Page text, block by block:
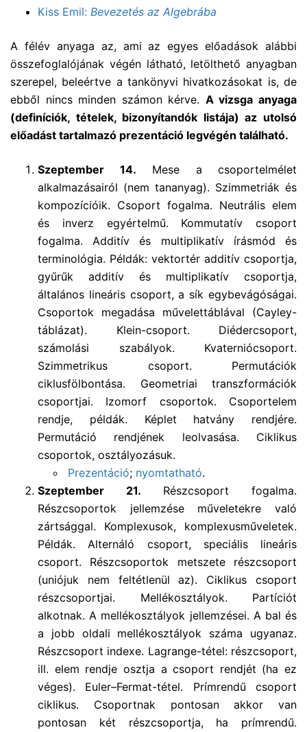
Kiss Emil: Bevezetés az Algebrába
A félév anyaga az, ami az egyes előadások alábbi
összefoglalójának végén látható, letölthető anyagban
szerepel, beleértve a tankönyvi hivatkozásokat is, de
ebből nincs minden számon kérve. A vizsga anyaga
(definíciók, tételek, bizonyítandók listája) az utolsó
előadást tartalmazó prezentáció legvégén található.
Szeptember 14. Mese a csoportelmélet
alkalmazásairól (nem tananyag). Szimmetriák és
kompozícióik. Csoport fogalma. Neutrális elem
és inverz egyértelmű. Kommutatív csoport
fogalma. Additív és multiplikatív írásmód és
terminológia. Példák: vektortér additív csoportja,
gyűrűk additív és multiplikatív csoportja,
általános lineáris csoport, a sík egybevágóságai.
Csoportok megadása művelettáblával (Cayley-
táblázat). Klein-csoport. Diédercsoport,
számolási szabályok. Kvaterniócsoport.
Szimmetrikus csoport. Permutációk
ciklusfölbontása. Geometriai transzformációk
csoportjai. Izomorf csoportok. Csoportelem
rendje, példák. Képlet hatvány rendjére.
Permutáció rendjének leolvasása. Ciklikus
csoportok, osztályozásuk.
Prezentáció; nyomtatható.
Szeptember 21. Részcsoport fogalma.
Részcsoportok jellemzése műveletekre való
zártsággal. Komplexusok, komplexusműveletek.
Példák. Alternáló csoport, speciális lineáris
csoport. Részcsoportok metszete részcsoport
(uniójuk nem feltétlenül az). Ciklikus csoport
részcsoportjai. Mellékosztályok. Partíciót
alkotnak. A mellékosztályok jellemzései. A bal és
a jobb oldali mellékosztályok száma ugyanaz.
Részcsoport indexe. Lagrange-tétel: részcsoport,
ill. elem rendje osztja a csoport rendjét (ha ez
véges). Euler–Fermat-tétel. Prímrendű csoport
ciklikus. Csoportnak pontosan akkor van
pontosan két részcsoportja, ha prímrendű.